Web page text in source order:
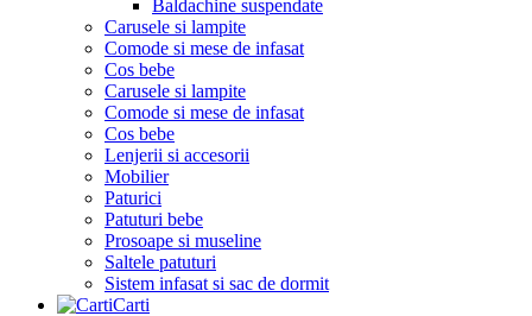
Baldachine suspendate
Carusele si lampite
Comode si mese de infasat
Cos bebe
Carusele si lampite
Comode si mese de infasat
Cos bebe
Lenjerii si accesorii
Mobilier
Paturici
Patuturi bebe
Prosoape si museline
Saltele patuturi
Sistem infasat si sac de dormit
Carti